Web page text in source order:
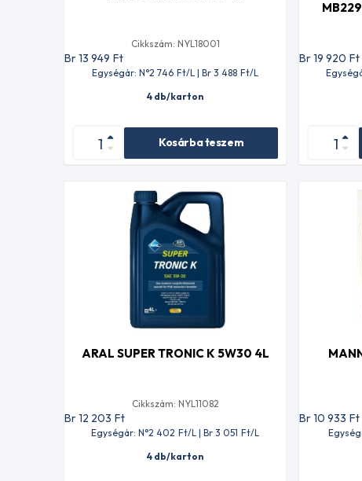
Cikkszám: NYL18001
Br 13 949 Ft
Egységár: N°2 746 Ft/L | Br 3 488 Ft/L
4 db/karton
Kosárba teszem
Br 19 920 Ft
ARAL SUPER TRONIC K 5W30 4L
Cikkszám: NYL11082
Br 12 203 Ft
Egységár: N°2 402 Ft/L | Br 3 051 Ft/L
4 db/karton
Br 10 933 Ft